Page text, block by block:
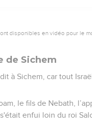
disponibles en vidéo pour le
de Sichem
à Sichem, car tout
le fils de Nebath,
enfui loin du roi